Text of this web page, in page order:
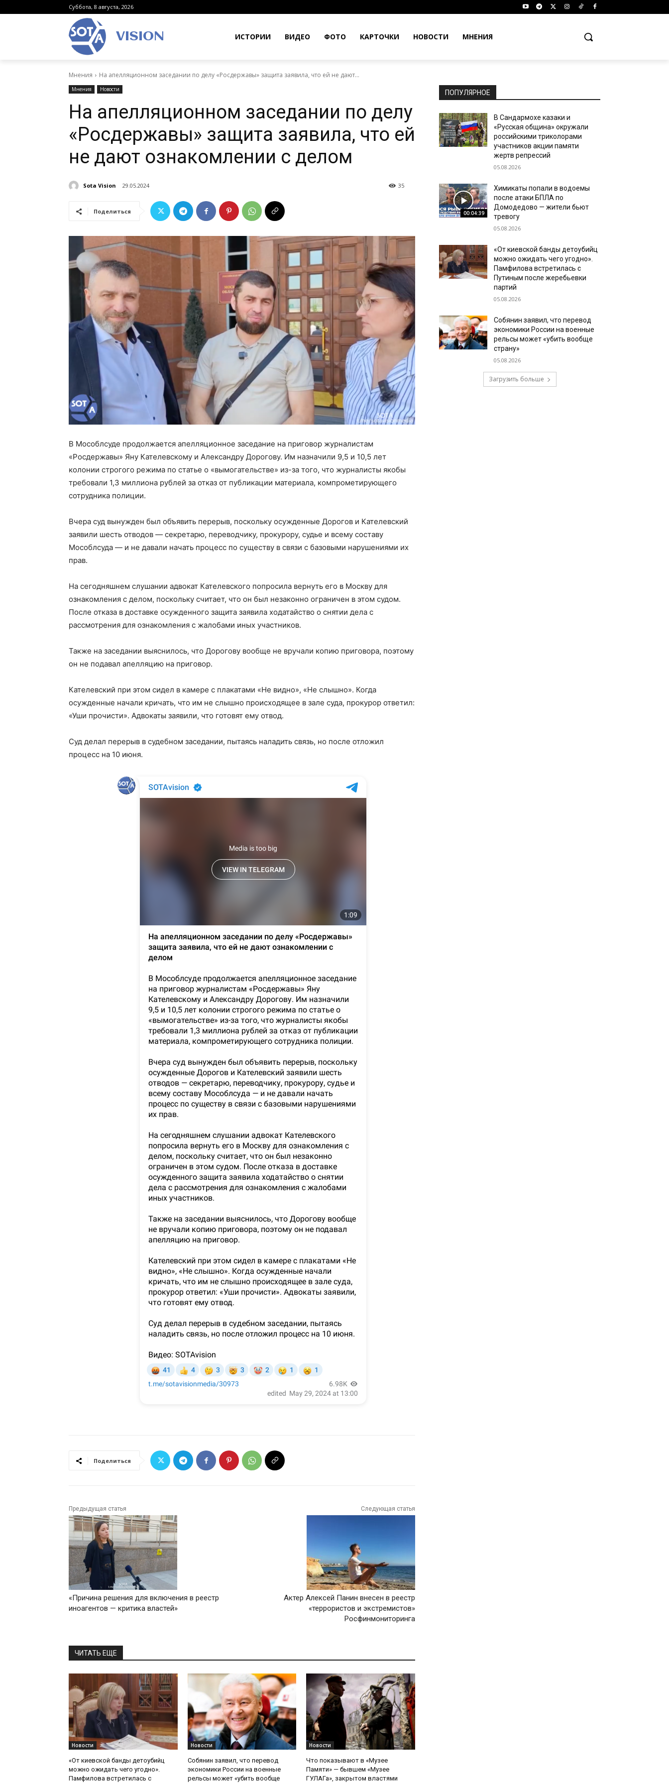
Суббота, 8 августа, 2026
VISION ИСТОРИИ ВИДЕО ФОТО КАРТОЧКИ НОВОСТИ МНЕНИЯ
Мнения На апелляционном заседании по делу «Росдержавы» защита заявила, что ей не дают...
Мнения Новости
На апелляционном заседании по делу
«Росдержавы» защита заявила, что ей
не дают ознакомлении с делом
Sota Vision 29.05.2024 35
Поделиться
В Мособлсуде продолжается апелляционное заседание на приговор журналистам
«Росдержавы» Яну Кателевскому и Александру Дорогову. Им назначили 9,5 и 10,5 лет
колонии строгого режима по статье о «вымогательстве» из-за того, что журналисты якобы
требовали 1,3 миллиона рублей за отказ от публикации материала, компрометирующего
сотрудника полиции.
Вчера суд вынужден был объявить перерыв, поскольку осужденные Дорогов и Кателевский
заявили шесть отводов — секретарю, переводчику, прокурору, судье и всему составу
Мособлсуда — и не давали начать процесс по существу в связи с базовыми нарушениями их
прав.
На сегодняшнем слушании адвокат Кателевского попросила вернуть его в Москву для
ознакомления с делом, поскольку считает, что он был незаконно ограничен в этом судом.
После отказа в доставке осужденного защита заявила ходатайство о снятии дела с
рассмотрения для ознакомления с жалобами иных участников.
Также на заседании выяснилось, что Дорогову вообще не вручали копию приговора, поэтому
он не подавал апелляцию на приговор.
Кателевский при этом сидел в камере с плакатами «Не видно», «Не слышно». Когда
осужденные начали кричать, что им не слышно происходящее в зале суда, прокурор ответил:
«Уши прочисти». Адвокаты заявили, что готовят ему отвод.
Суд делал перерыв в судебном заседании, пытаясь наладить связь, но после отложил
процесс на 10 июня.
Поделиться
Предыдущая статья
«Причина решения для включения в реестр
иноагентов — критика властей»
Следующая статья
Актер Алексей Панин внесен в реестр
«террористов и экстремистов»
Росфинмониторинга
ЧИТАТЬ ЕЩЕ
Новости
«От киевской банды детоубийц
можно ожидать чего угодно».
Памфилова встретилась с
Новости
Собянин заявил, что перевод
экономики России на военные
рельсы может «убить вообще
Новости
Что показывают в «Музее
Памяти» — бывшем «Музее
ГУЛАГа», закрытом властями
ПОПУЛЯРНОЕ
В Сандармохе казаки и
«Русская община» окружали
российскими триколорами
участников акции памяти
жертв репрессий
05.08.2026
00:04:39
Химикаты попали в водоемы
после атаки БПЛА по
Домодедово — жители бьют
тревогу
05.08.2026
«От киевской банды детоубийц
можно ожидать чего угодно».
Памфилова встретилась с
Путиным после жеребьевки
партий
05.08.2026
Собянин заявил, что перевод
экономики России на военные
рельсы может «убить вообще
страну»
05.08.2026
Загрузить больше